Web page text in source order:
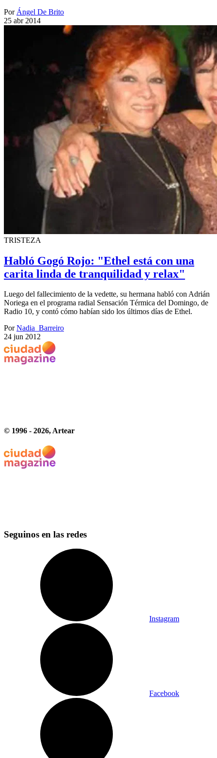
Por Ángel De Brito
25 abr 2014
TRISTEZA
Habló Gogó Rojo: "Ethel está con una
carita linda de tranquilidad y relax"
Luego del fallecimiento de la vedette, su hermana habló con Adrián
Noriega en el programa radial Sensación Térmica del Domingo, de
Radio 10, y contó cómo habían sido los últimos días de Ethel.
PorNadia_Barreiro
24 jun 2012
© 1996 - 2026, Artear
Seguinos en las redes
Instagram
Facebook